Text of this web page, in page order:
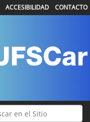
ACCESIBILIDAD CONTACTO